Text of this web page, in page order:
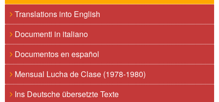
Translations into English
Documenti in italiano
Documentos en español
Mensual Lucha de Clase (1978-1980)
Ins Deutsche übersetzte Texte